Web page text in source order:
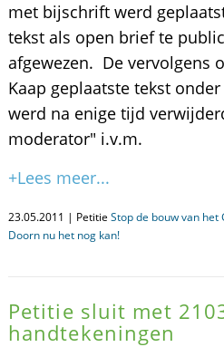
met bijschrift werd
tekst als open brief te
afgewezen. De vervolgens
Kaap geplaatste tekst
werd na enige tijd
moderator" i.v.m.
+Lees meer...
23.05.2011 | Petitie Stop de bouw van
Doorn nu het nog kan!
Petitie sluit met
handtekeningen